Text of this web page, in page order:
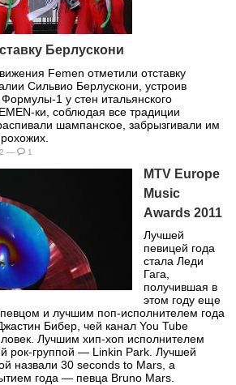
Берлускони
Femen отметили отставку
Сильвио Берлускони, устроив
1 у стен итальянского
ки, соблюдая все традиции
шампанское, забрызгивали им
— 1
MTV Europe
Music
Awards 2011
Лучшей
певицей года
стала Леди
Гага,
получившая в
этом году еще
и лучшим поп-исполнителем года
Бибер, чей канал You Tube
Лучшим хип-хоп исполнителем
рок-группой — Linkin Park. Лучшей
назвали 30 seconds to Mars, а
года — певца Bruno Mars.